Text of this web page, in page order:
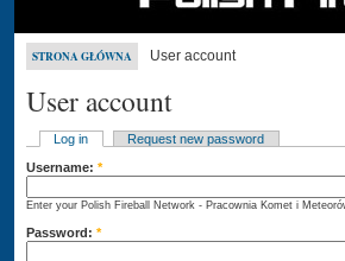
STRONA GŁÓWNA User account
User account
Log in
Request new password
Username: *
Enter your Polish Fireball Network - Pracownia Komet i
Password: *